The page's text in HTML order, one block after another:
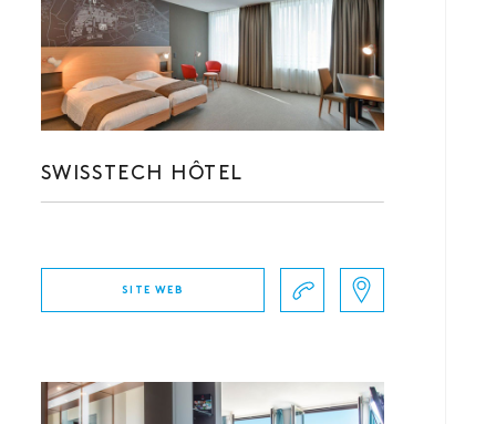
SWISSTECH HÔTEL
SITE WEB